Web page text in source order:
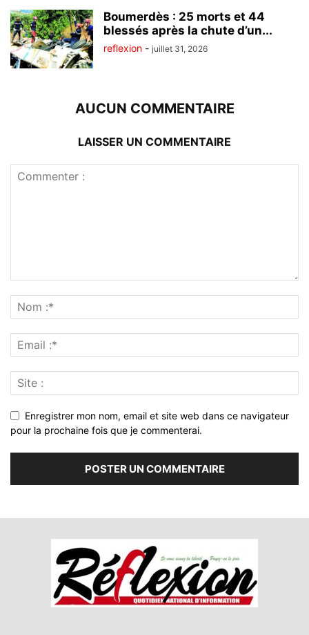
Boumerdès : 25 morts et 44
blessés après la chute d’un...
reflexion - juillet 31, 2026
AUCUN COMMENTAIRE
LAISSER UN COMMENTAIRE
Enregistrer mon nom, email et site web dans ce navigateur
pour la prochaine fois que je commenterai.